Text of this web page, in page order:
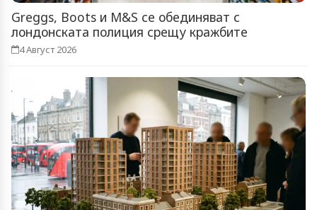
Greggs, Boots и M&S се обединяват с
лондонската полиция срещу кражбите
4 Август 2026